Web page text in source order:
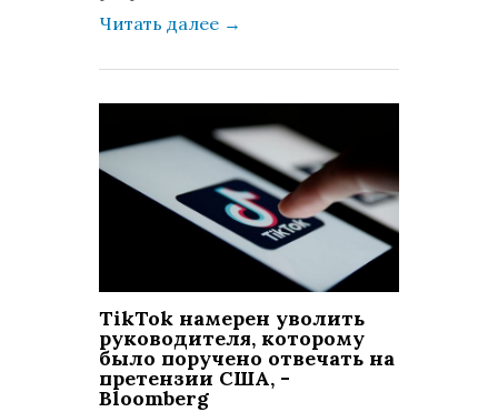
Читать далее →
TikTok намерен уволить
руководителя, которому
было поручено отвечать на
претензии США, -
Bloomberg